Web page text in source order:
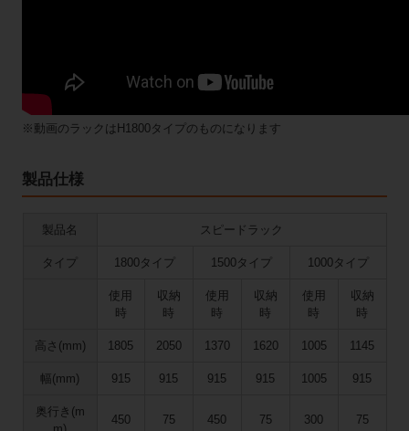
※動画のラックはH1800タイプのものになります
製品仕様
製品名 スピードラック
タイプ 1800タイプ 1500タイプ 1000タイプ
使用
時
収納
時
使用
時
収納
時
使用
時
収納
時
高さ(mm) 1805 2050 1370 1620 1005 1145
幅(mm) 915 915 915 915 1005 915
奥行き(m
450 75 450 75 300 75